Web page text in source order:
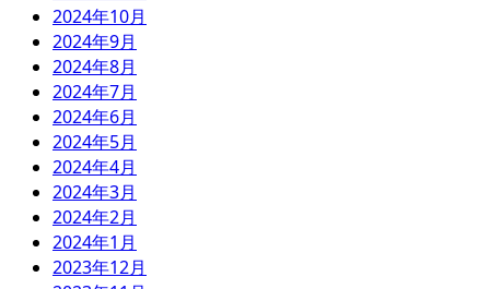
2024年10月
2024年9月
2024年8月
2024年7月
2024年6月
2024年5月
2024年4月
2024年3月
2024年2月
2024年1月
2023年12月